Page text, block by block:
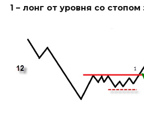
1 – лонг от уровня со стопом